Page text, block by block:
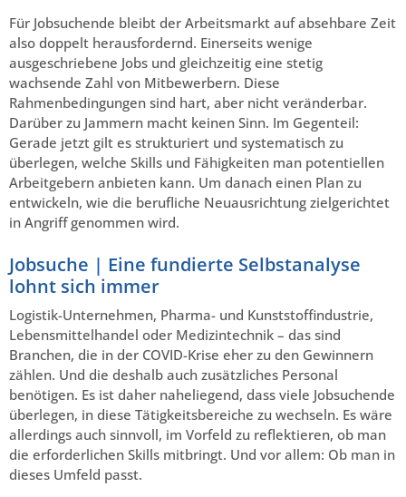
Für Jobsuchende bleibt der Arbeitsmarkt auf absehbare Zeit
also doppelt herausfordernd. Einerseits wenige
ausgeschriebene Jobs und gleichzeitig eine stetig
wachsende Zahl von Mitbewerbern. Diese
Rahmenbedingungen sind hart, aber nicht veränderbar.
Darüber zu Jammern macht keinen Sinn. Im Gegenteil:
Gerade jetzt gilt es strukturiert und systematisch zu
überlegen, welche Skills und Fähigkeiten man potentiellen
Arbeitgebern anbieten kann. Um danach einen Plan zu
entwickeln, wie die berufliche Neuausrichtung zielgerichtet
in Angriff genommen wird.
Jobsuche | Eine fundierte Selbstanalyse
lohnt sich immer
Logistik-Unternehmen, Pharma- und Kunststoffindustrie,
Lebensmittelhandel oder Medizintechnik – das sind
Branchen, die in der COVID-Krise eher zu den Gewinnern
zählen. Und die deshalb auch zusätzliches Personal
benötigen. Es ist daher naheliegend, dass viele Jobsuchende
überlegen, in diese Tätigkeitsbereiche zu wechseln. Es wäre
allerdings auch sinnvoll, im Vorfeld zu reflektieren, ob man
die erforderlichen Skills mitbringt. Und vor allem: Ob man in
dieses Umfeld passt.